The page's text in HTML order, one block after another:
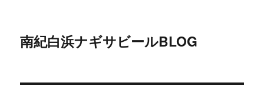
南紀白浜ナギサビールBLOG